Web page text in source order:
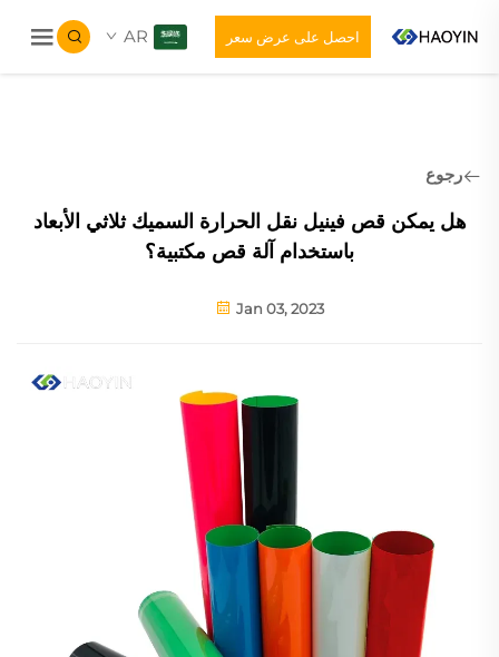
احصل على عرض سعر AR
رجوع
هل يمكن قص فينيل نقل الحرارة السميك ثلاثي الأبعاد
باستخدام آلة قص مكتبية؟
Jan 03, 2023